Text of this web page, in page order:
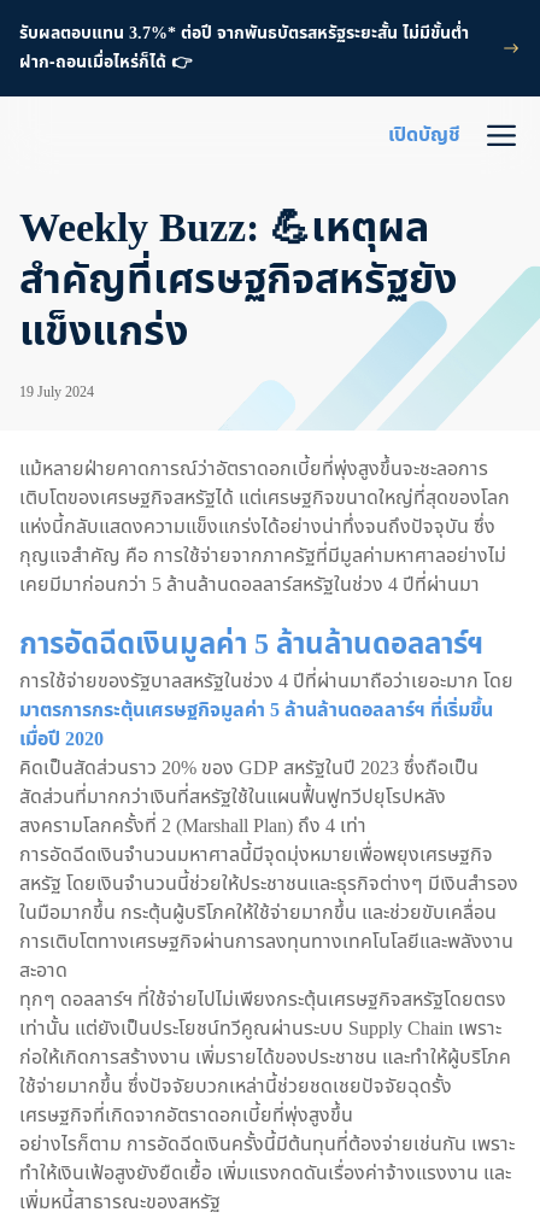
รับผลตอบแทน 3.7%* ต่อปี จากพันธบัตรสหรัฐระยะสั้น ไม่มีขั้นต่ำ
ฝาก-ถอนเมื่อไหร่ก็ได้ 👉
เปิดบัญชี
Weekly Buzz: 💪เหตุผล
สำคัญที่เศรษฐกิจสหรัฐยัง
แข็งแกร่ง
19 July 2024
แม้หลายฝ่ายคาดการณ์ว่าอัตราดอกเบี้ยที่พุ่งสูงขึ้นจะชะลอการ
เติบโตของเศรษฐกิจสหรัฐได้ แต่เศรษฐกิจขนาดใหญ่ที่สุดของโลก
แห่งนี้กลับแสดงความแข็งแกร่งได้อย่างน่าทึ่งจนถึงปัจจุบัน ซึ่ง
กุญแจสำคัญ คือ การใช้จ่ายจากภาครัฐที่มีมูลค่ามหาศาลอย่างไม่
เคยมีมาก่อนกว่า 5 ล้านล้านดอลลาร์สหรัฐในช่วง 4 ปีที่ผ่านมา
การอัดฉีดเงินมูลค่า 5 ล้านล้านดอลลาร์ฯ
การใช้จ่ายของรัฐบาลสหรัฐในช่วง 4 ปีที่ผ่านมาถือว่าเยอะมาก โดย
มาตรการกระตุ้นเศรษฐกิจมูลค่า 5 ล้านล้านดอลลาร์ฯ ที่เริ่มขึ้น
เมื่อปี 2020
คิดเป็นสัดส่วนราว 20% ของ GDP สหรัฐในปี 2023 ซึ่งถือเป็น
สัดส่วนที่มากกว่าเงินที่สหรัฐใช้ในแผนฟื้นฟูทวีปยุโรปหลัง
สงครามโลกครั้งที่ 2 (Marshall Plan) ถึง 4 เท่า
การอัดฉีดเงินจำนวนมหาศาลนี้มีจุดมุ่งหมายเพื่อพยุงเศรษฐกิจ
สหรัฐ โดยเงินจำนวนนี้ช่วยให้ประชาชนและธุรกิจต่างๆ มีเงินสำรอง
ในมือมากขึ้น กระตุ้นผู้บริโภคให้ใช้จ่ายมากขึ้น และช่วยขับเคลื่อน
การเติบโตทางเศรษฐกิจผ่านการลงทุนทางเทคโนโลยีและพลังงาน
สะอาด
ทุกๆ ดอลลาร์ฯ ที่ใช้จ่ายไปไม่เพียงกระตุ้นเศรษฐกิจสหรัฐโดยตรง
เท่านั้น แต่ยังเป็นประโยชน์ทวีคูณผ่านระบบ Supply Chain เพราะ
ก่อให้เกิดการสร้างงาน เพิ่มรายได้ของประชาชน และทำให้ผู้บริโภค
ใช้จ่ายมากขึ้น ซึ่งปัจจัยบวกเหล่านี้ช่วยชดเชยปัจจัยฉุดรั้ง
เศรษฐกิจที่เกิดจากอัตราดอกเบี้ยที่พุ่งสูงขึ้น
อย่างไรก็ตาม การอัดฉีดเงินครั้งนี้มีต้นทุนที่ต้องจ่ายเช่นกัน เพราะ
ทำให้เงินเฟ้อสูงยังยืดเยื้อ เพิ่มแรงกดดันเรื่องค่าจ้างแรงงาน และ
เพิ่มหนี้สาธารณะของสหรัฐ